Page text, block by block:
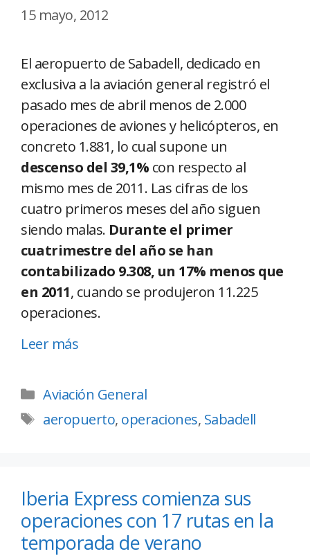
15 mayo, 2012
El aeropuerto de Sabadell, dedicado en
exclusiva a la aviación general registró el
pasado mes de abril menos de 2.000
operaciones de aviones y helicópteros, en
concreto 1.881, lo cual supone un
descenso del 39,1% con respecto al
mismo mes de 2011. Las cifras de los
cuatro primeros meses del año siguen
siendo malas. Durante el primer
cuatrimestre del año se han
contabilizado 9.308, un 17% menos que
en 2011, cuando se produjeron 11.225
operaciones.
Leer más
Aviación General
aeropuerto, operaciones, Sabadell
Iberia Express comienza sus
operaciones con 17 rutas en la
temporada de verano